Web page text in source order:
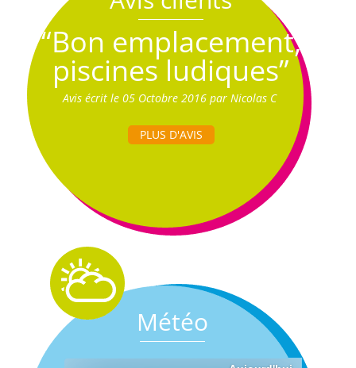
“Bon emplacement,
piscines ludiques”
Avis écrit le 05 Octobre 2016 par Nicolas C
PLUS D'AVIS
Météo